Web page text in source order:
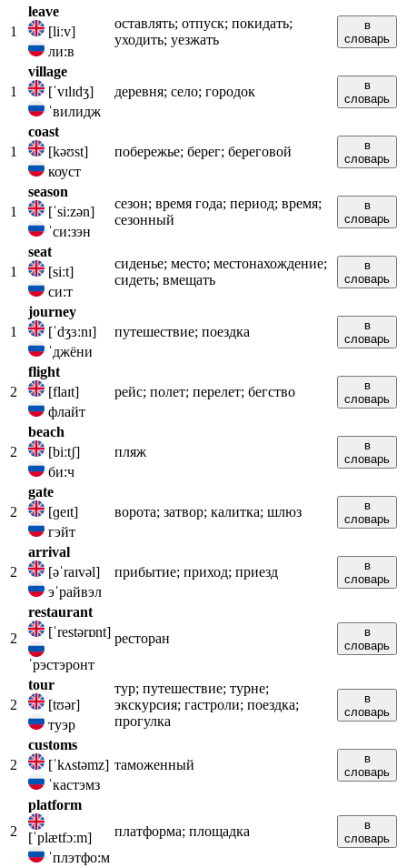
1
leave
[liːv]
ли:в
оставлять; отпуск; покидать;
уходить; уезжать
в
словарь
1
village
[ˈvɪlɪdʒ]
ˈвилидж
деревня; село; городок
в
словарь
1
coast
[kəʊst]
коуст
побережье; берег; береговой
в
словарь
1
season
[ˈsiːzən]
ˈси:зэн
сезон; время года; период; время;
сезонный
в
словарь
1
seat
[siːt]
си:т
сиденье; место; местонахождение;
сидеть; вмещать
в
словарь
1
journey
[ˈdʒɜːnɪ]
ˈджёни
путешествие; поездка
в
словарь
2
flight
[flaɪt]
флайт
рейс; полет; перелет; бегство
в
словарь
2
beach
[biːtʃ]
би:ч
пляж
в
словарь
2
gate
[ɡeɪt]
гэйт
ворота; затвор; калитка; шлюз
в
словарь
2
arrival
[əˈraɪvəl]
эˈрайвэл
прибытие; приход; приезд
в
словарь
2
restaurant
[ˈrestərɒnt]
ˈрэстэронт
ресторан
в
словарь
2
tour
[tʊər]
туэр
тур; путешествие; турне;
экскурсия; гастроли; поездка;
прогулка
в
словарь
2
customs
[ˈkʌstəmz]
ˈкастэмз
таможенный
в
словарь
2
platform
[ˈplætfɔːm]
ˈплэтфо:м
платформа; площадка
в
словарь